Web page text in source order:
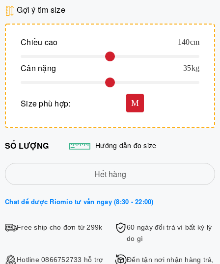
Gợi ý tìm size
Chiều cao 140cm
Cân nặng 35kg
Size phù hợp: M
SỐ LƯỢNG Hướng dẫn đo size
Hết hàng
Chat để được Riomio tư vấn ngay (8:30 - 22:00)
Free ship cho đơn từ 299k
60 ngày đổi trả vì bất kỳ lý
do gì
Hotline 0866752733 hỗ trợ
Đến tận nơi nhận hàng trả,